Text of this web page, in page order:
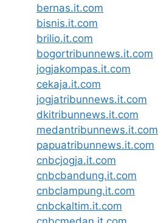
bernas.it.com
bisnis.it.com
brilio.it.com
bogortribunnews.it.com
jogjakompas.it.com
cekaja.it.com
jogjatribunnews.it.com
dkitribunnews.it.com
medantribunnews.it.com
papuatribunnews.it.com
cnbcjogja.it.com
cnbcbandung.it.com
cnbclampung.it.com
cnbckaltim.it.com